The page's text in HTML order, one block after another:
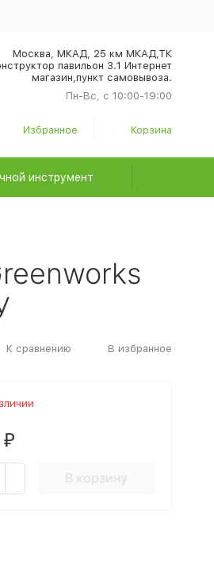
Москва, МКАД, 25 км МКАД,ТК
павильон З.1 Интернет
магазин,пункт самовывоза.
Пн-Вс, с 10:00-19:00
Избранное Корзина
инструмент
К сравнению В избранное
₽
В корзину